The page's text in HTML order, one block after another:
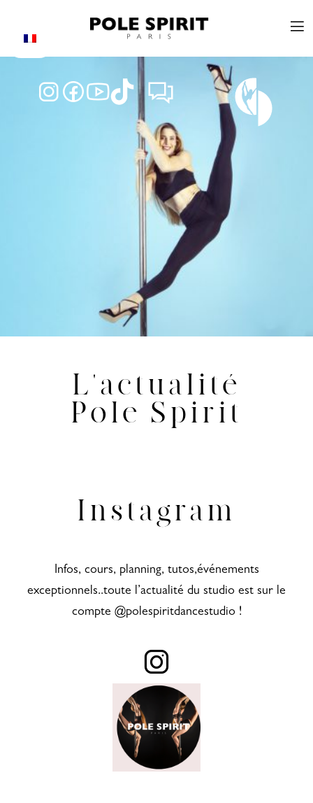
L'actualité
Pole Spirit
Instagram
Infos, cours, planning, tutos,événements
exceptionnels..toute l’actualité du studio est sur le
compte @polespiritdancestudio !